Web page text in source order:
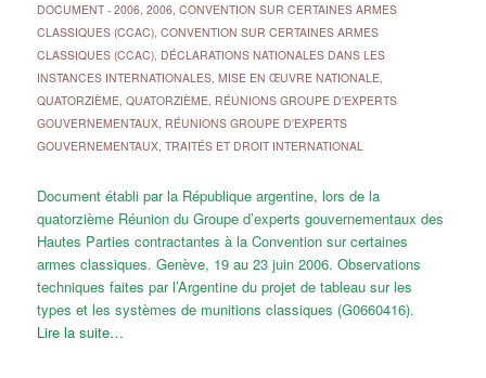
DOCUMENT- 2006, 2006, CONVENTION SUR CERTAINES ARMES
CLASSIQUES (CCAC), CONVENTION SUR CERTAINES ARMES
CLASSIQUES (CCAC), DÉCLARATIONS NATIONALES DANS LES
INSTANCES INTERNATIONALES, MISE EN ŒUVRE NATIONALE,
QUATORZIÈME, QUATORZIÈME, RÉUNIONS GROUPE D'EXPERTS
GOUVERNEMENTAUX, RÉUNIONS GROUPE D'EXPERTS
GOUVERNEMENTAUX, TRAITÉS ET DROIT INTERNATIONAL
Document établi par la République argentine, lors de la
quatorzième Réunion du Groupe d’experts gouvernementaux des
Hautes Parties contractantes à la Convention sur certaines
armes classiques. Genève, 19 au 23 juin 2006. Observations
techniques faites par l’Argentine du projet de tableau sur les
types et les systèmes de munitions classiques (G0660416).
Lire la suite…